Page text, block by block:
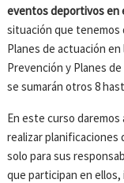
eventos deportivos en
situación que tenemos
Planes de actuación
Prevención y Planes
se sumarán otros 8
En este curso
realizar planificaciones
solo para sus
que participan en